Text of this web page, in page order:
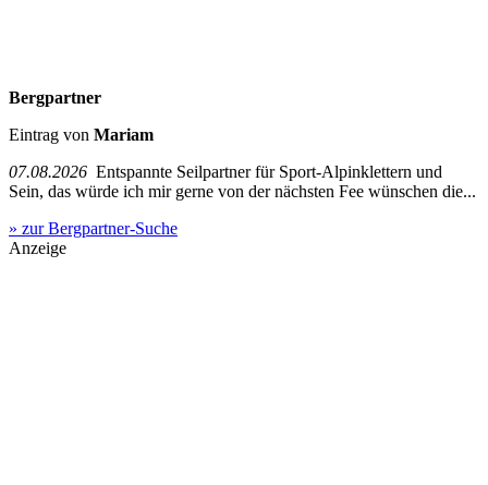
Bergpartner
Eintrag von Mariam
07.08.2026 Entspannte Seilpartner für Sport-Alpinklettern und
Sein, das würde ich mir gerne von der nächsten Fee wünschen die...
» zur Bergpartner-Suche
Anzeige